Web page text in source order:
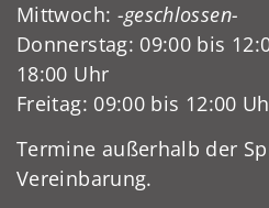
Mittwoch: -geschlossen-
Donnerstag: 09:00 bis
18:00 Uhr
Freitag: 09:00 bis 12:00
Termine außerhalb der
Vereinbarung.